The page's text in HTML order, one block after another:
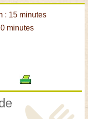
: 15 minutes
minutes